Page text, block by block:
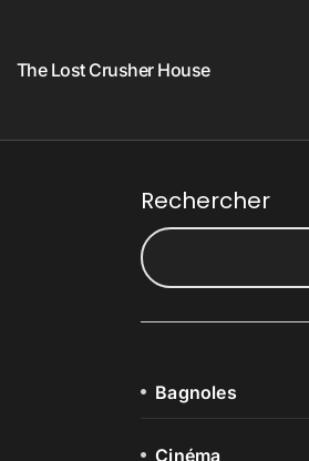
The Lost Crusher House
Rechercher
Bagnoles
Cinéma